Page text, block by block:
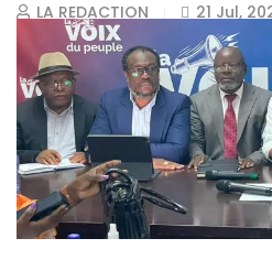
LA REDACTION 21 Jul,